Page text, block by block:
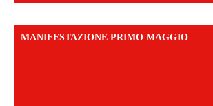
MANIFESTAZIONE PRIMO MAGGIO